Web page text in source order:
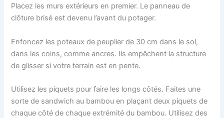
Placez les murs extérieurs en premier. Le panneau de
clôture brisé est devenu l’avant du potager.
Enfoncez les poteaux de peuplier de 30 cm dans le sol,
dans les coins, comme ancres. Ils empêchent la structure
de glisser si votre terrain est en pente.
Utilisez les piquets pour faire les longs côtés. Faites une
sorte de sandwich au bambou en plaçant deux piquets de
chaque côté de chaque extrémité du bambou. Utilisez des